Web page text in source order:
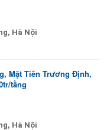
Hà Nội
Mặt Tiền Trương Định,
tầng
Hà Nội